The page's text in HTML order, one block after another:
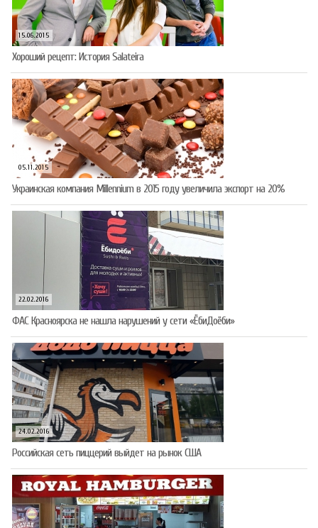
15.06.2015
Хороший рецепт: История Salateira
05.11.2015
Украинская компания Millennium в 2015 году увеличила экспорт на 20%
22.02.2016
ФАС Красноярска не нашла нарушений у сети «ЁбиДоёби»
24.02.2016
Российская сеть пиццерий выйдет на рынок США